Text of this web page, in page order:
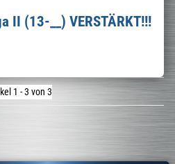
II (13-__) VERSTÄRKT!!!
1 - 3 von 3